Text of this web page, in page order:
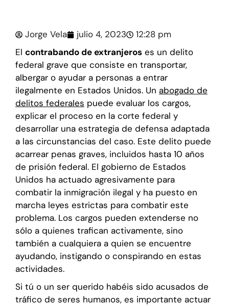
Jorge Vela julio 4, 2023
12:28 pm
El contrabando de extranjeros es un delito
federal grave que consiste en transportar,
albergar o ayudar a personas a entrar
ilegalmente en Estados Unidos. Un abogado de
delitos federales puede evaluar los cargos,
explicar el proceso en la corte federal y
desarrollar una estrategia de defensa adaptada
a las circunstancias del caso. Este delito puede
acarrear penas graves, incluidos hasta 10 años
de prisión federal. El gobierno de Estados
Unidos ha actuado agresivamente para
combatir la inmigración ilegal y ha puesto en
marcha leyes estrictas para combatir este
problema. Los cargos pueden extenderse no
sólo a quienes trafican activamente, sino
también a cualquiera a quien se encuentre
ayudando, instigando o conspirando en estas
actividades.
Si tú o un ser querido habéis sido acusados de
tráfico de seres humanos, es importante actuar